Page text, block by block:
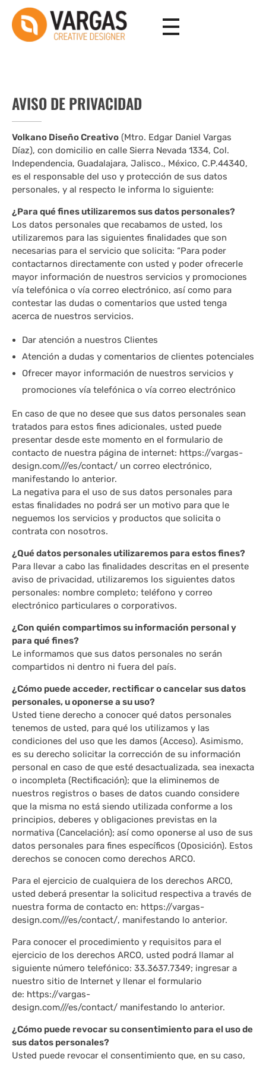
AVISO DE PRIVACIDAD
Volkano Diseño Creativo (Mtro. Edgar Daniel Vargas
Díaz), con domicilio en calle Sierra Nevada 1334, Col.
Independencia, Guadalajara, Jalisco., México, C.P.44340,
es el responsable del uso y protección de sus datos
personales, y al respecto le informa lo siguiente:
¿Para qué fines utilizaremos sus datos personales?
Los datos personales que recabamos de usted, los
utilizaremos para las siguientes finalidades que son
necesarias para el servicio que solicita: “Para poder
contactarnos directamente con usted y poder ofrecerle
mayor información de nuestros servicios y promociones
vía telefónica o vía correo electrónico, así como para
contestar las dudas o comentarios que usted tenga
acerca de nuestros servicios.
Dar atención a nuestros Clientes
Atención a dudas y comentarios de clientes potenciales
Ofrecer mayor información de nuestros servicios y
promociones vía telefónica o vía correo electrónico
En caso de que no desee que sus datos personales sean
tratados para estos fines adicionales, usted puede
presentar desde este momento en el formulario de
contacto de nuestra página de internet: https://vargas-
design.com///es/contact/ un correo electrónico,
manifestando lo anterior.
La negativa para el uso de sus datos personales para
estas finalidades no podrá ser un motivo para que le
neguemos los servicios y productos que solicita o
contrata con nosotros.
¿Qué datos personales utilizaremos para estos fines?
Para llevar a cabo las finalidades descritas en el presente
aviso de privacidad, utilizaremos los siguientes datos
personales: nombre completo; teléfono y correo
electrónico particulares o corporativos.
¿Con quién compartimos su información personal y
para qué fines?
Le informamos que sus datos personales no serán
compartidos ni dentro ni fuera del país.
¿Cómo puede acceder, rectificar o cancelar sus datos
personales, u oponerse a su uso?
Usted tiene derecho a conocer qué datos personales
tenemos de usted, para qué los utilizamos y las
condiciones del uso que les damos (Acceso). Asimismo,
es su derecho solicitar la corrección de su información
personal en caso de que esté desactualizada, sea inexacta
o incompleta (Rectificación); que la eliminemos de
nuestros registros o bases de datos cuando considere
que la misma no está siendo utilizada conforme a los
principios, deberes y obligaciones previstas en la
normativa (Cancelación); así como oponerse al uso de sus
datos personales para fines específicos (Oposición). Estos
derechos se conocen como derechos ARCO.
Para el ejercicio de cualquiera de los derechos ARCO,
usted deberá presentar la solicitud respectiva a través de
nuestra forma de contacto en: https://vargas-
design.com///es/contact/, manifestando lo anterior.
Para conocer el procedimiento y requisitos para el
ejercicio de los derechos ARCO, usted podrá llamar al
siguiente número telefónico: 33.3637.7349; ingresar a
nuestro sitio de Internet y llenar el formulario
de: https://vargas-
design.com///es/contact/ manifestando lo anterior.
¿Cómo puede revocar su consentimiento para el uso de
sus datos personales?
Usted puede revocar el consentimiento que, en su caso,